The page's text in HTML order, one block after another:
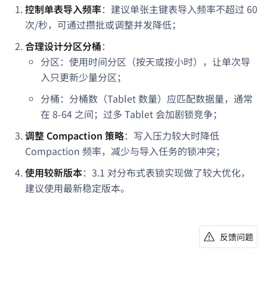
控制单表导入频率：建议单张主键表导入频率不超过 60
次/秒，可通过攒批或调整并发降低；
合理设计分区分桶：
分区：使用时间分区（按天或按小时），让单次导
入只更新少量分区；
分桶：分桶数（Tablet 数量）应匹配数据量，通常
在 8-64 之间；过多 Tablet 会加剧锁竞争；
调整 Compaction 策略：写入压力较大时降低
Compaction 频率，减少与导入任务的锁冲突；
使用较新版本：3.1 对分布式表锁实现做了较大优化，
建议使用最新稳定版本。
反馈问题